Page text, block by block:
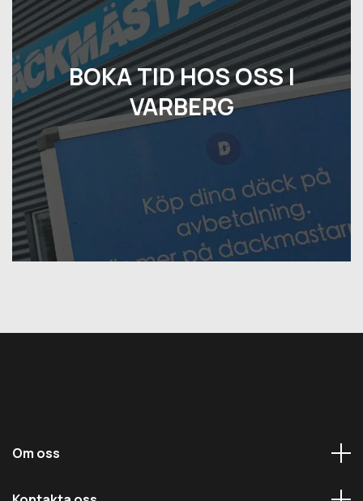
BOKA TID HOS OSS I
VARBERG
Om oss